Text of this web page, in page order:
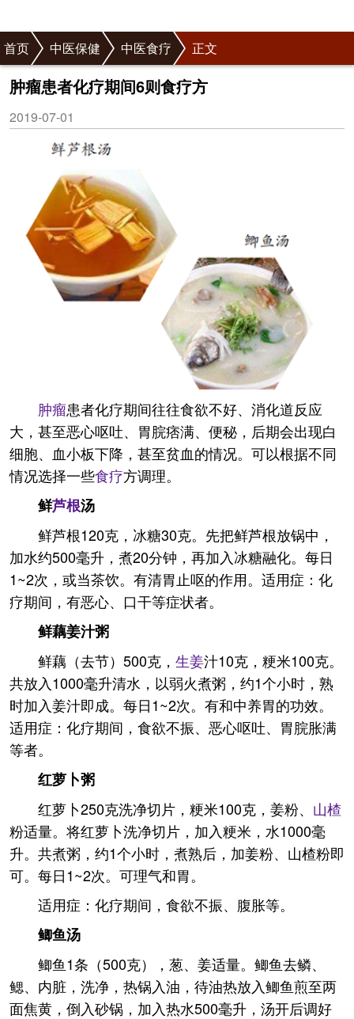
首页 中医保健 中医食疗 正文
肿瘤患者化疗期间6则食疗方
2019-07-01
肿瘤患者化疗期间往往食欲不好、消化道反应
大，甚至恶心呕吐、胃脘痞满、便秘，后期会出现白
细胞、血小板下降，甚至贫血的情况。可以根据不同
情况选择一些食疗方调理。
鲜芦根汤
鲜芦根120克，冰糖30克。先把鲜芦根放锅中，
加水约500毫升，煮20分钟，再加入冰糖融化。每日
1~2次，或当茶饮。有清胃止呕的作用。适用症：化
疗期间，有恶心、口干等症状者。
鲜藕姜汁粥
鲜藕（去节）500克， 生姜汁10克，粳米100克。
共放入1000毫升清水，以弱火煮粥，约1个小时，熟
时加入姜汁即成。每日1~2次。有和中养胃的功效。
适用症：化疗期间，食欲不振、恶心呕吐、胃脘胀满
等者。
红萝卜粥
红萝卜250克洗净切片，粳米100克，姜粉、 山楂
粉适量。将红萝卜洗净切片，加入粳米，水1000毫
升。共煮粥，约1个小时，煮熟后，加姜粉、山楂粉即
可。每日1~2次。可理气和胃。
适用症：化疗期间，食欲不振、腹胀等。
鲫鱼汤
鲫鱼1条（500克），葱、姜适量。鲫鱼去鳞、
鳃、内脏，洗净，热锅入油，待油热放入鲫鱼煎至两
面焦黄，倒入砂锅，加入热水500毫升，汤开后调好